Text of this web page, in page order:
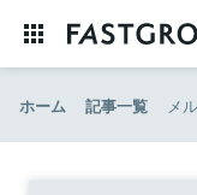
ホーム 記事一覧